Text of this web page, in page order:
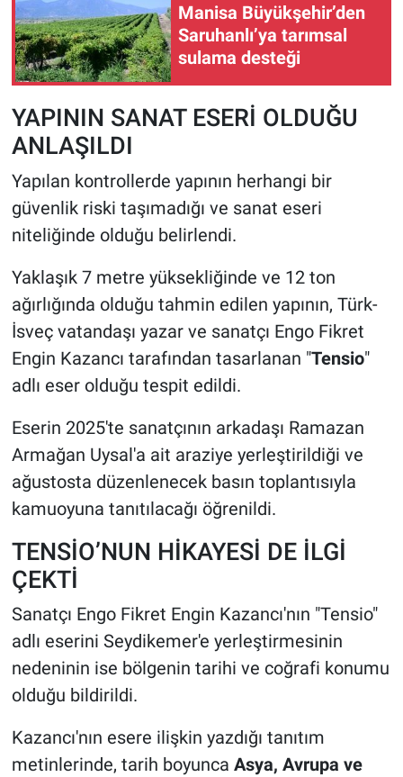
Manisa Büyükşehir’den
Saruhanlı’ya tarımsal
sulama desteği
YAPININ SANAT ESERİ OLDUĞU
ANLAŞILDI
Yapılan kontrollerde yapının herhangi bir
güvenlik riski taşımadığı ve sanat eseri
niteliğinde olduğu belirlendi.
Yaklaşık 7 metre yüksekliğinde ve 12 ton
ağırlığında olduğu tahmin edilen yapının, Türk-
İsveç vatandaşı yazar ve sanatçı Engo Fikret
Engin Kazancı tarafından tasarlanan "Tensio"
adlı eser olduğu tespit edildi.
Eserin 2025'te sanatçının arkadaşı Ramazan
Armağan Uysal'a ait araziye yerleştirildiği ve
ağustosta düzenlenecek basın toplantısıyla
kamuoyuna tanıtılacağı öğrenildi.
TENSİO’NUN HİKAYESİ DE İLGİ
ÇEKTİ
Sanatçı Engo Fikret Engin Kazancı'nın "Tensio"
adlı eserini Seydikemer'e yerleştirmesinin
nedeninin ise bölgenin tarihi ve coğrafi konumu
olduğu bildirildi.
Kazancı'nın esere ilişkin yazdığı tanıtım
metinlerinde, tarih boyunca Asya, Avrupa ve